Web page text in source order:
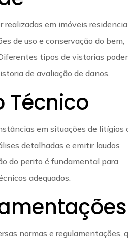
em imóveis
de uso e conservação do bem,
tipos de vistorias
de avaliação de danos.
Técnico
em situações de litígios
detalhadas e emitir laudos
do perito é fundamental para
adequados.
normas e regulamentações,